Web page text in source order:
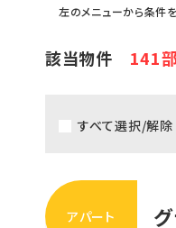
左のメニューから条件
該当物件 141
すべて選択/解除
アパート